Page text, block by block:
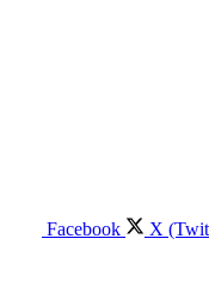
Facebook X